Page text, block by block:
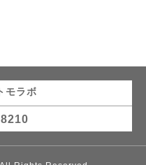
モラボ